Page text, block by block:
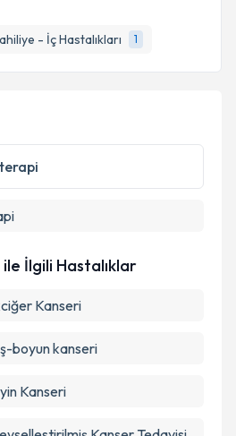
- İç Hastalıkları 1
İlgili Hastalıklar
Kanseri
boyun kanseri
Kanseri